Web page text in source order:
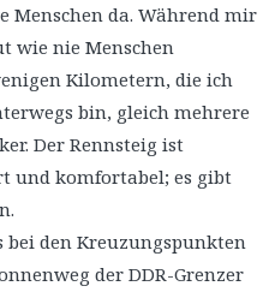
Menschen da. Während mir
wie nie Menschen
Kilometern, die ich
bin, gleich mehrere
Der Rennsteig ist
und komfortabel; es gibt
den Kreuzungspunkten
der DDR-Grenzer